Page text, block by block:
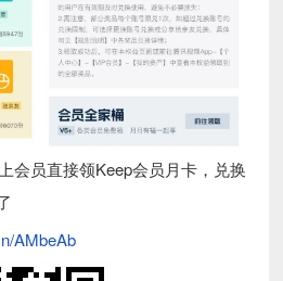
会员直接领Keep会员月卡，兑换
AMbeAb